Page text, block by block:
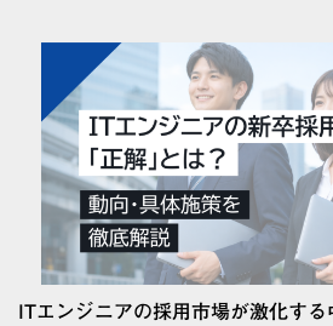
ITエンジニアの採用市場が激化す